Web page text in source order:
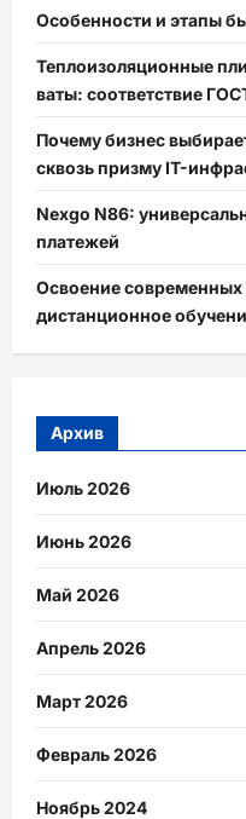
Особенности и этапы
Теплоизоляционные
ваты: соответствие
Почему бизнес
сквозь призму IT-
Nexgo N86:
платежей
Освоение современных
дистанционное
Архив
Июль 2026
Июнь 2026
Май 2026
Апрель 2026
Март 2026
Февраль 2026
Ноябрь 2024